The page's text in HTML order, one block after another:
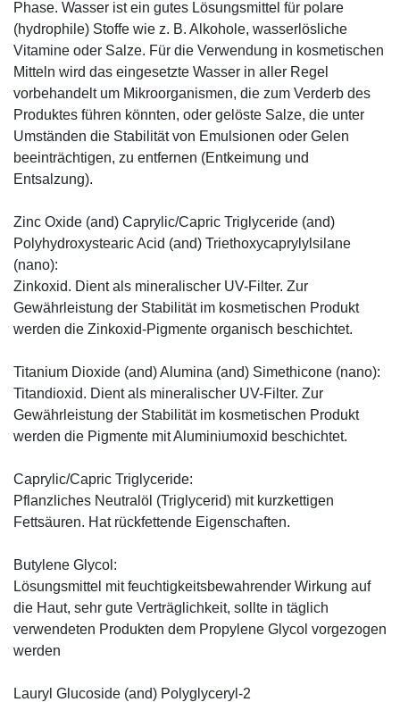
Phase. Wasser ist ein gutes Lösungsmittel für polare
(hydrophile) Stoffe wie z. B. Alkohole, wasserlösliche
Vitamine oder Salze. Für die Verwendung in kosmetischen
Mitteln wird das eingesetzte Wasser in aller Regel
vorbehandelt um Mikroorganismen, die zum Verderb des
Produktes führen könnten, oder gelöste Salze, die unter
Umständen die Stabilität von Emulsionen oder Gelen
beeinträchtigen, zu entfernen (Entkeimung und
Entsalzung).
Zinc Oxide (and) Caprylic/Capric Triglyceride (and)
Polyhydroxystearic Acid (and) Triethoxycaprylylsilane
(nano):
Zinkoxid. Dient als mineralischer UV-Filter. Zur
Gewährleistung der Stabilität im kosmetischen Produkt
werden die Zinkoxid-Pigmente organisch beschichtet.
Titanium Dioxide (and) Alumina (and) Simethicone (nano):
Titandioxid. Dient als mineralischer UV-Filter. Zur
Gewährleistung der Stabilität im kosmetischen Produkt
werden die Pigmente mit Aluminiumoxid beschichtet.
Caprylic/Capric Triglyceride:
Pflanzliches Neutralöl (Triglycerid) mit kurzkettigen
Fettsäuren. Hat rückfettende Eigenschaften.
Butylene Glycol:
Lösungsmittel mit feuchtigkeitsbewahrender Wirkung auf
die Haut, sehr gute Verträglichkeit, sollte in täglich
verwendeten Produkten dem Propylene Glycol vorgezogen
werden
Lauryl Glucoside (and) Polyglyceryl-2